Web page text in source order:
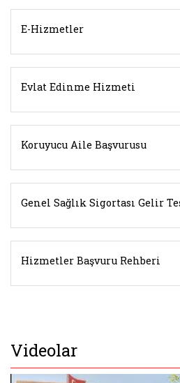
E-Hizmetler
Evlat Edinme Hizmeti
Koruyucu Aile Başvurusu
Genel Sağlık Sigortası Gelir
Hizmetler Başvuru Rehberi
Videolar